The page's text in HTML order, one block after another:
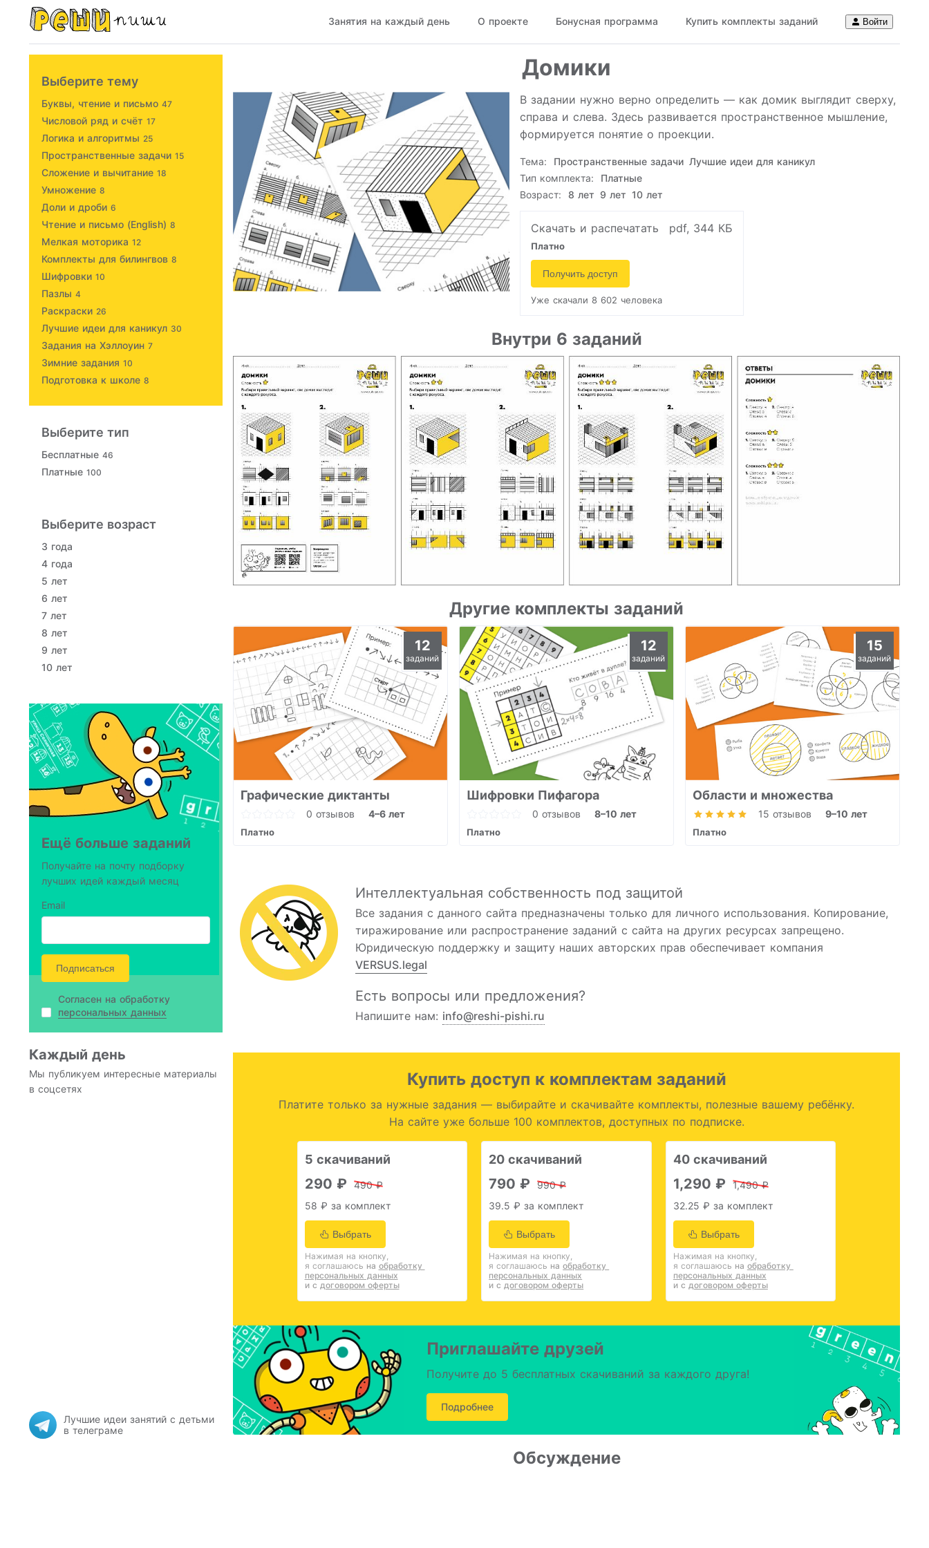
Занятия на каждый день О проекте Бонусная программа Купить комплекты заданий Войти
Выберите тему
Буквы, чтение и письмо 47
Числовой ряд и счёт 17
Логика и алгоритмы 25
Пространственные задачи 15
Сложение и вычитание 18
Умножение 8
Доли и дроби 6
Чтение и письмо (English) 8
Мелкая моторика 12
Комплекты для билингвов 8
Шифровки 10
Пазлы 4
Раскраски 26
Лучшие идеи для каникул 30
Задания на Хэллоуин 7
Зимние задания 10
Подготовка к школе 8
Выберите тип
Бесплатные 46
Платные 100
Выберите возраст
3 года
4 года
5 лет
6 лет
7 лет
8 лет
9 лет
10 лет
Ещё больше заданий
Получайте на почту подборку
лучших идей каждый месяц
Email
Подписаться
Согласен на обработку
персональных данных
Каждый день
Мы публикуем интересные материалы
в соцсетях
Лучшие идеи занятий с детьми
в телеграме
Домики
В задании нужно верно определить — как домик выглядит сверху,
справа и слева. Здесь развивается пространственное мышление,
формируется понятие о проекции.
Тема: Пространственные задачи Лучшие идеи для каникул
Тип комплекта:
Платные
Возраст:
8 лет 9 лет 10 лет
Скачать и распечатать pdf, 344 КБ
Платно
Получить доступ
Уже скачали 8 602 человека
Внутри 6 заданий
Другие комплекты заданий
12
заданий
Графические диктанты
0 отзывов 4–6 лет
Платно
12
заданий
Шифровки Пифагора
0 отзывов 8–10 лет
Платно
15
заданий
Области и множества
15 отзывов 9–10 лет
Платно
Интеллектуальная собственность под защитой
Все задания с данного сайта предназначены только для личного использования. Копирование,
тиражирование или распространение заданий с сайта на других ресурсах запрещено.
Юридическую поддержку и защиту наших авторских прав обеспечивает компания
VERSUS.legal
Есть вопросы или предложения?
Напишите нам: info@reshi-pishi.ru
Купить доступ к комплектам заданий
Платите только за нужные задания — выбирайте и скачивайте комплекты, полезные вашему ребёнку.
На сайте уже больше 100 комплектов, доступных по подписке.
5 скачиваний
290 ₽
490 ₽
58 ₽ за комплект
Выбрать
Нажимая на кнопку,
я соглашаюсь на обработку
персональных данных
и с договором оферты
20 скачиваний
790 ₽
990 ₽
39.5 ₽ за комплект
Выбрать
Нажимая на кнопку,
я соглашаюсь на обработку
персональных данных
и с договором оферты
40 скачиваний
1,290 ₽
1,490 ₽
32.25 ₽ за комплект
Выбрать
Нажимая на кнопку,
я соглашаюсь на обработку
персональных данных
и с договором оферты
Приглашайте друзей
Получите до 5 бесплатных скачиваний за каждого друга!
Подробнее
Обсуждение